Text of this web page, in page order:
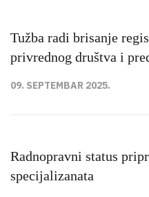
Tužba radi brisanje
privrednog društva i
09. SEPTEMBAR 2025.
Radnopravni status
specijalizanata